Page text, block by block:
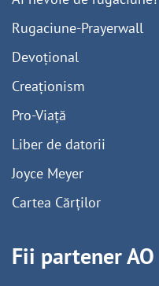
Rugaciune-Prayerwall
Devoțional
Creaționism
Pro-Viață
Liber de datorii
Joyce Meyer
Cartea Cărților
Fii partener AO